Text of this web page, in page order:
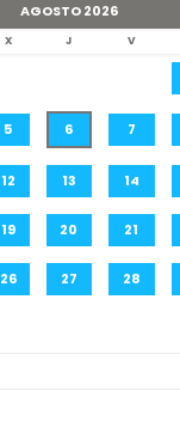
AGOSTO2026
X J V
5 6 7
12 13 14
19 20 21
26 27 28